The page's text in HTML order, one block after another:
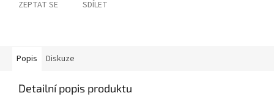
ZEPTAT SE SDÍLET
Popis Diskuze
Detailní popis produktu